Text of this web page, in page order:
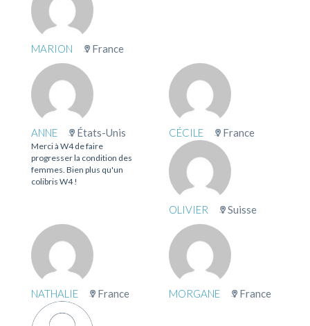
MARION France
ANNE États-Unis
Merci à W4 de faire
progresser la condition des
femmes. Bien plus qu'un
colibris W4 !
CÉCILE France
OLIVIER Suisse
NATHALIE France MORGANE France